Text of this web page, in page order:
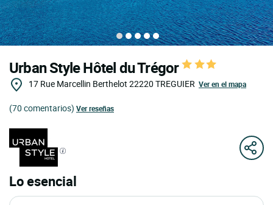
Urban Style Hôtel du Trégor
17 Rue Marcellin Berthelot 22220 TREGUIER Ver en el mapa
(70 comentarios) Ver reseñas
Lo esencial